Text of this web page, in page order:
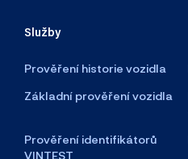
Služby
Prověření historie vozidla
Základní prověření vozidla
Prověření identifikátorů
VINTEST